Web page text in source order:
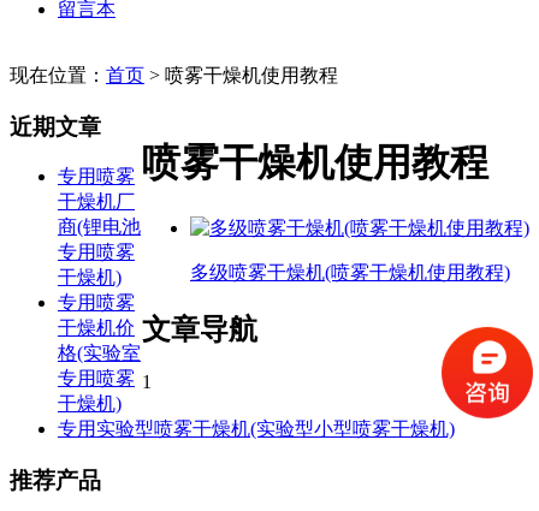
留言本
现在位置： 首页 > 喷雾干燥机使用教程
喷雾干燥机使用教程
多级喷雾干燥机(喷雾干燥机使用教程)
文章导航
1
近期文章
专用喷雾
干燥机厂
商(锂电池
专用喷雾
干燥机)
专用喷雾
干燥机价
格(实验室
专用喷雾
干燥机)
专用实验型喷雾干燥机(实验型小型喷雾干燥机)
推荐产品